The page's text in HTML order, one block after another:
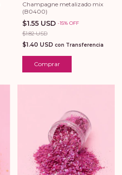
Champagne metalizado mix
(B0400)
$1.55 USD -15% OFF
$1.82 USD
$1.40 USD con Transferencia
Comprar